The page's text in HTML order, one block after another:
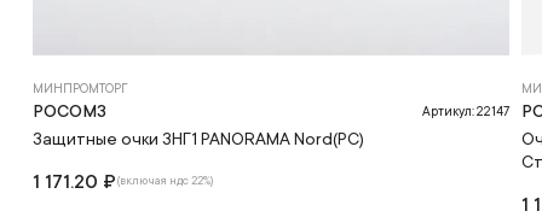
МИНПРОМТОРГ
РОСОМЗ Артикул: 22147
Защитные очки ЗНГ1 PANORAMA Nord(PC)
1 171.20 ₽(включая ндс 22%)
1